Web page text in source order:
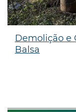
Demolição e
Balsa